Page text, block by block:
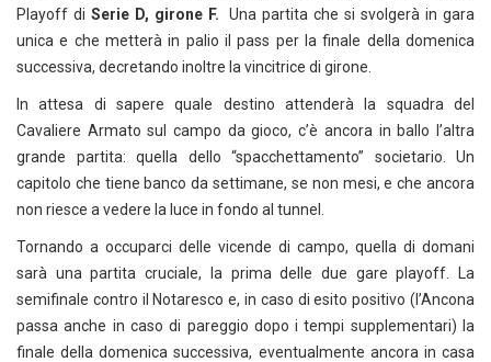
Playoff di Serie D, girone F.Una partita che si svolgerà in gara
unica e che metterà in palio il pass per la finale della domenica
successiva, decretando inoltre la vincitrice di girone.
In attesa di sapere quale destino attenderà la squadra del
Cavaliere Armato sul campo da gioco, c’è ancora in ballo l’altra
grande partita: quella dello “spacchettamento” societario. Un
capitolo che tiene banco da settimane, se non mesi, e che ancora
non riesce a vedere la luce in fondo al tunnel.
Tornando a occuparci delle vicende di campo, quella di domani
sarà una partita cruciale, la prima delle due gare playoff. La
semifinale contro il Notaresco e, in caso di esito positivo (l’Ancona
passa anche in caso di pareggio dopo i tempi supplementari) la
finale della domenica successiva, eventualmente ancora in casa